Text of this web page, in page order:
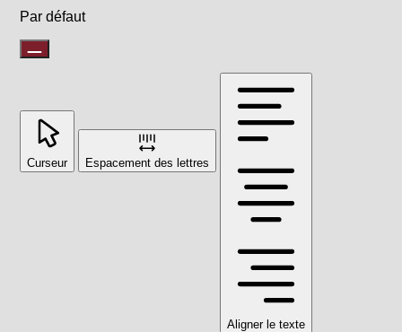
Par défaut
Curseur Espacement des lettres
Aligner le texte